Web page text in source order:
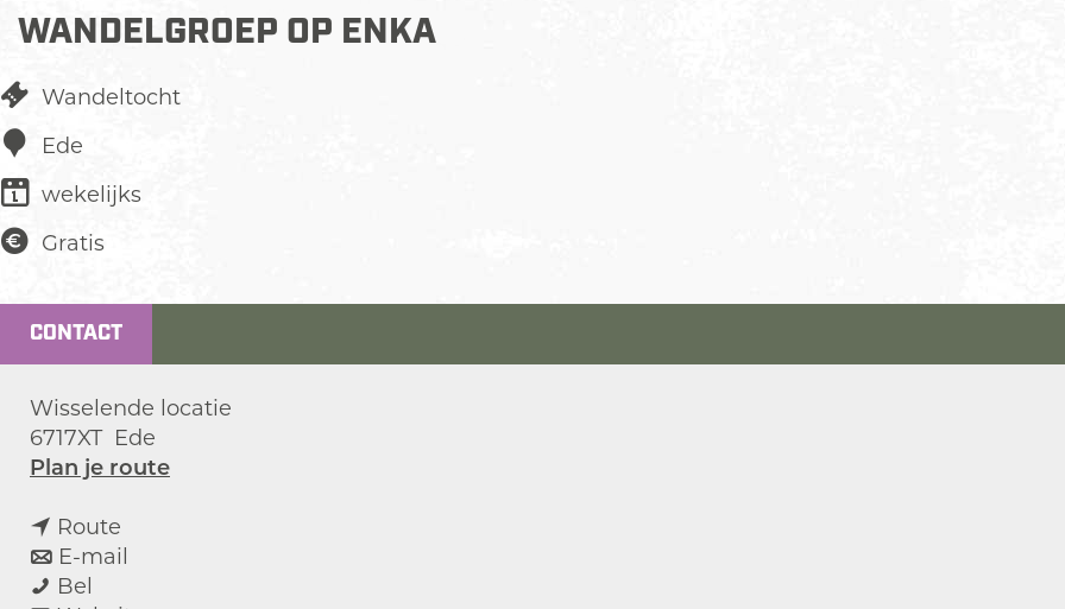
g
e
WANDELGROEP OP ENKA
Wandeltocht
Ede
wekelijks
Gratis
CONTACT
Wisselende locatie
6717XT Ede
Plan je routen
Route
a
E-mail
Bel